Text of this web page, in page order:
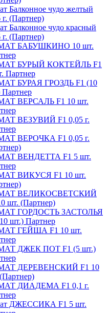
Балконное чудо желтый
г. (Партнер)
Балконное чудо красный
г. (Партнер)
БАБУШКИНО 10 шт.
БУРЫЙ КОКТЕЙЛЬ F1
Партнер
БУРАЯ ГРОЗДЬ F1 (10
Партнер
ВЕРСАЛЬ F1 10 шт.
ВЕЗУВИЙ F1 0,05 г.
ВЕРОЧКА F1 0,05 г.
ВЕНДЕТТА F1 5 шт.
ВИКУСЯ F1 10 шт.
ВЕЛИКОСВЕТСКИЙ
шт. (Партнер)
ГОРДОСТЬ ЗАСТОЛЬЯ
шт.) Партнер
ГЕЙША F1 10 шт.
ДЖЕК ПОТ F1 (5 шт.)
ДЕРЕВЕНСКИЙ F1 10
ДИАДЕМА F1 0,1 г.
ДЖЕССИКА F1 5 шт.